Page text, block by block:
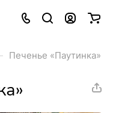
Печенье «Паутинка»